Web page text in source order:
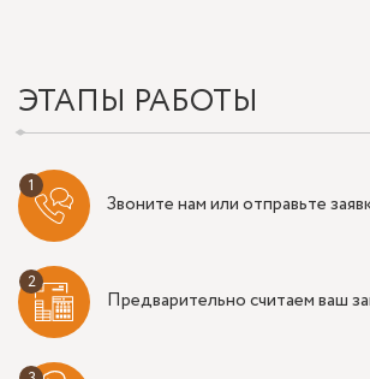
ЭТАПЫ РАБОТЫ
Звоните нам или отправьте
Предварительно считаем ваш